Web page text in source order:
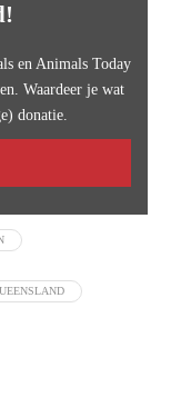
en Animals Today
Waardeer je wat
donatie.